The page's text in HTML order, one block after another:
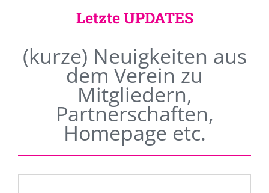
Letzte UPDATES
(kurze) Neuigkeiten aus
dem Verein zu
Mitgliedern,
Partnerschaften,
Homepage etc.